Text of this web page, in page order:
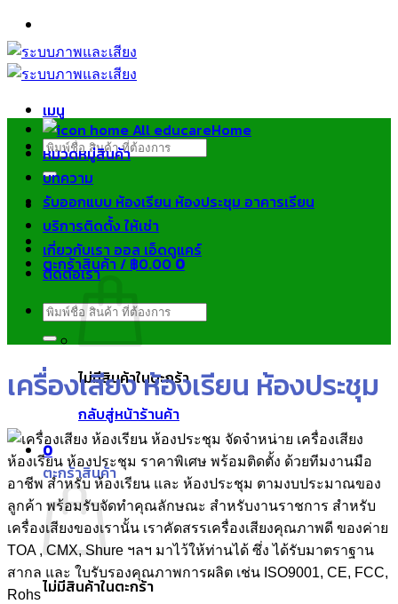
ข้าม
ไป
ยัง
เมนู
ค้นหา:
ตะกร้าสินค้า /฿0.000
ไม่มีสินค้าในตะกร้า
กลับสู่หน้าร้านค้า
0
ตะกร้าสินค้า
ไม่มีสินค้าในตะกร้า
Home
หมวดหมู่สินค้า
บทความ
รับออกแบบ ห้องเรียน ห้องประชุม อาคารเรียน
บริการติดตั้ง ให้เช่า
เกี่ยวกับเรา ออล เอ็ดดูแคร์
ติดต่อเรา
ค้นหา:
เครื่องเสียง ห้องเรียน ห้องประชุม
จัดจำหน่าย เครื่องเสียง
ห้องเรียน ห้องประชุม ราคาพิเศษ พร้อมติดตั้ง ด้วยทีมงานมือ
อาชีพ สำหรับ ห้องเรียน และ ห้องประชุม ตามงบประมาณของ
ลูกค้า พร้อมรับจัดทำคุณลักษณะ สำหรับงานราชการ สำหรับ
เครื่องเสียงของเรานั้น เราคัดสรรเครื่องเสียงคุณภาพดี ของค่าย
TOA , CMX, Shure ฯลฯ มาไว้ให้ท่านได้ ซึ่ง ได้รับมาตราฐาน
สากล และ ใบรับรองคุณภาพการผลิต เช่น ISO9001, CE, FCC,
Rohs